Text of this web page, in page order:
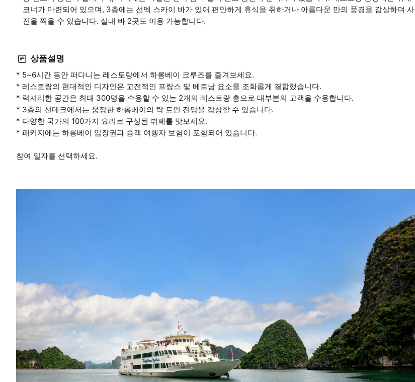
코너가 마련되어 있으며, 3층에는 선덱 스카이 바가 있어 편안하게 휴식을 취하거나 아름다운 만의 풍경을 감상하며 사
진을 찍을 수 있습니다. 실내 바 2곳도 이용 가능합니다.
상품설명
* 5~6시간 동안 떠다니는 레스토랑에서 하롱베이 크루즈를 즐겨보세요.
* 레스토랑의 현대적인 디자인은 고전적인 프랑스 및 베트남 요소를 조화롭게 결합했습니다.
* 럭셔리한 공간은 최대 300명을 수용할 수 있는 2개의 레스토랑 층으로 대부분의 고객을 수용합니다.
* 3층의 선데크에서는 웅장한 하롱베이의 탁 트인 전망을 감상할 수 있습니다.
* 다양한 국가의 100가지 요리로 구성된 뷔페를 맛보세요.
* 패키지에는 하롱베이 입장권과 승객 여행자 보험이 포함되어 있습니다.
참여 일자를 선택하세요.